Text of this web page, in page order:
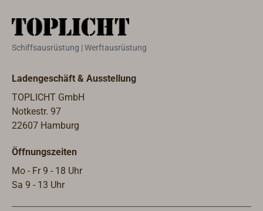
Schiffsausrüstung | Werftausrüstung
Ladengeschäft & Ausstellung
TOPLICHT GmbH
Notkestr. 97
22607 Hamburg
Öffnungszeiten
Mo - Fr 9 - 18 Uhr
Sa 9 - 13 Uhr